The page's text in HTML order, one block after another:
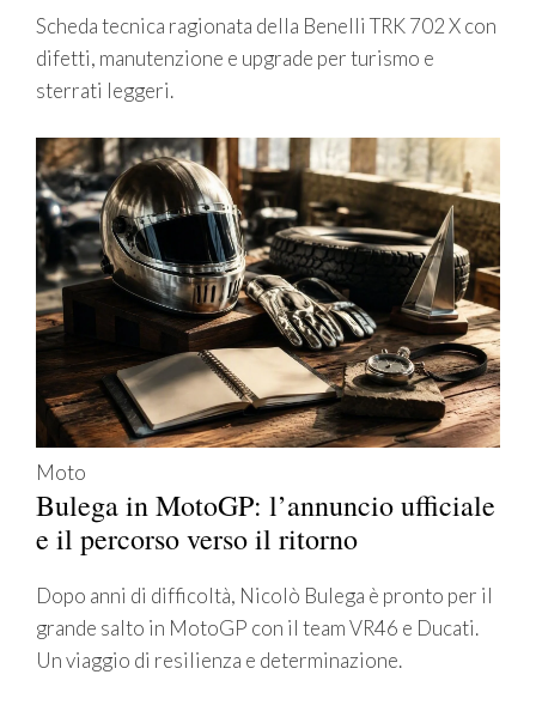
Scheda tecnica ragionata della Benelli TRK 702 X con
difetti, manutenzione e upgrade per turismo e
sterrati leggeri.
Moto
Bulega in MotoGP: l’annuncio ufficiale
e il percorso verso il ritorno
Dopo anni di difficoltà, Nicolò Bulega è pronto per il
grande salto in MotoGP con il team VR46 e Ducati.
Un viaggio di resilienza e determinazione.